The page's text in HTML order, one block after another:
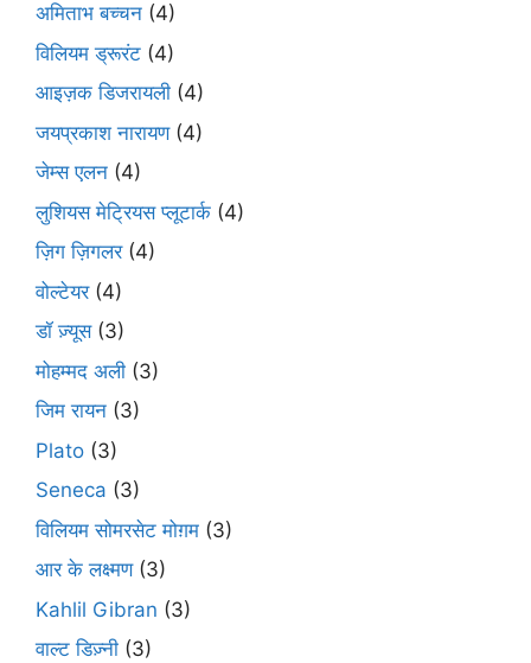
अमिताभ बच्चन (4)
विलियम ड्रूरंट (4)
आइज़क डिजरायली (4)
जयप्रकाश नारायण(4)
जेम्स एलन (4)
लुशियस मेट्रियस प्लूटार्क (4)
ज़िग ज़िगलर(4)
वोल्टेयर(4)
डॉ ज़्यूस(3)
मोहम्मद अली (3)
जिम रायन (3)
Plato (3)
Seneca (3)
विलियम सोमरसेट मोग़म (3)
आर के लक्ष्मण(3)
Kahlil Gibran (3)
वाल्ट डिज़्नी (3)